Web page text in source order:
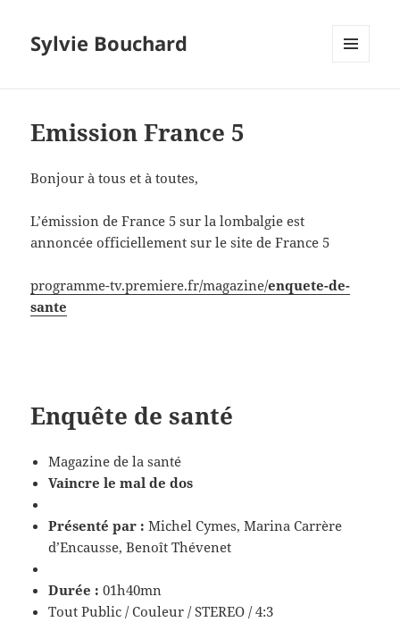
Sylvie Bouchard
Emission France 5
Bonjour à tous et à toutes,
L’émission de France 5 sur la lombalgie est
annoncée officiellement sur le site de France 5
programme-tv.premiere.fr/magazine/enquete-de-
sante
Enquête de santé
Magazine de la santé
Vaincre le mal de dos
Présenté par : Michel Cymes, Marina Carrère
d’Encausse, Benoît Thévenet
Durée : 01h40mn
Tout Public / Couleur / STEREO / 4:3